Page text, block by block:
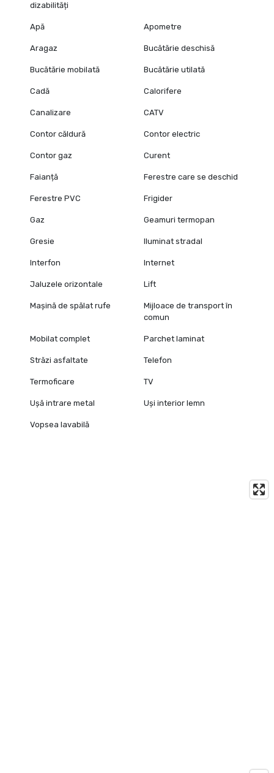
dizabilități
Apă Apometre
Aragaz Bucătărie deschisă
Bucătărie mobilată Bucătărie utilată
Cadă Calorifere
Canalizare CATV
Contor căldură Contor electric
Contor gaz Curent
Faianță Ferestre care se deschid
Ferestre PVC Frigider
Gaz Geamuri termopan
Gresie Iluminat stradal
Interfon Internet
Jaluzele orizontale Lift
Mașină de spălat rufe
Mijloace de transport în
comun
Mobilat complet Parchet laminat
Străzi asfaltate Telefon
Termoficare TV
Ușă intrare metal Uși interior lemn
Vopsea lavabilă